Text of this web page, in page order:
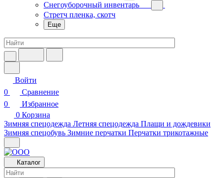
Снегоуборочный инвентарь
Стретч пленка, скотч
Еще
Войти
0
Сравнение
0
Избранное
0 Корзина
Зимняя спецодежда Летняя спецодежда Плащи и дождевики
Зимняя спецобувь Зимние перчатки Перчатки трикотажные
Каталог